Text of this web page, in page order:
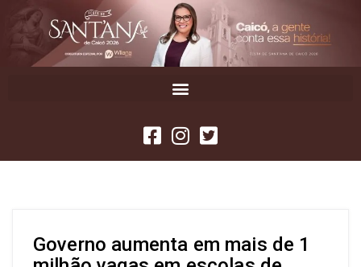
Governo aumenta em mais de 1